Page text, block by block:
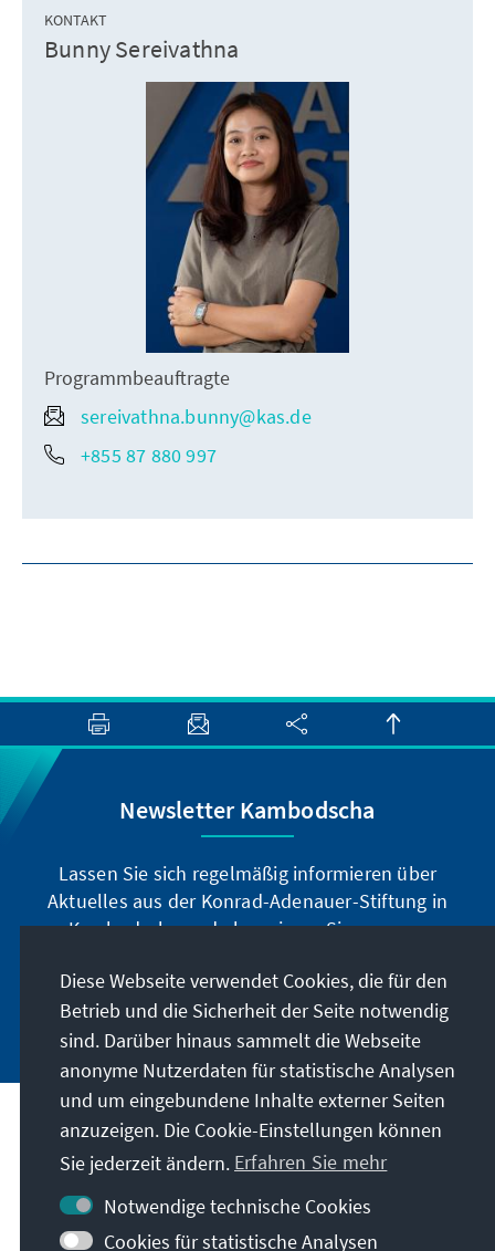
KONTAKT
Bunny Sereivathna
Programmbeauftragte
sereivathna.bunny@kas.de
+855 87 880 997
Newsletter Kambodscha
Lassen Sie sich regelmäßig informieren über
Aktuelles aus der Konrad-Adenauer-Stiftung in
Kambodscha und abonnieren Sie unseren
Jetzt abonnieren
Anschrift
Kontakt
Diese Webseite verwendet Cookies, die für den
Betrieb und die Sicherheit der Seite notwendig
sind. Darüber hinaus sammelt die Webseite
anonyme Nutzerdaten für statistische Analysen
und um eingebundene Inhalte externer Seiten
anzuzeigen. Die Cookie-Einstellungen können
Sie jederzeit ändern. Erfahren Sie mehr
Notwendige technische Cookies
Cookies für statistische Analysen